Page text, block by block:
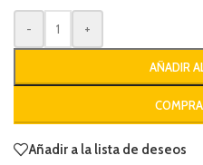
- +
AÑADIR
Añadir a la lista de deseos